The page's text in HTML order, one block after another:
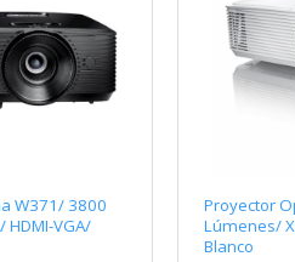
W371/ 3800
HDMI-VGA/
Proyector
Lúmenes/
Blanco